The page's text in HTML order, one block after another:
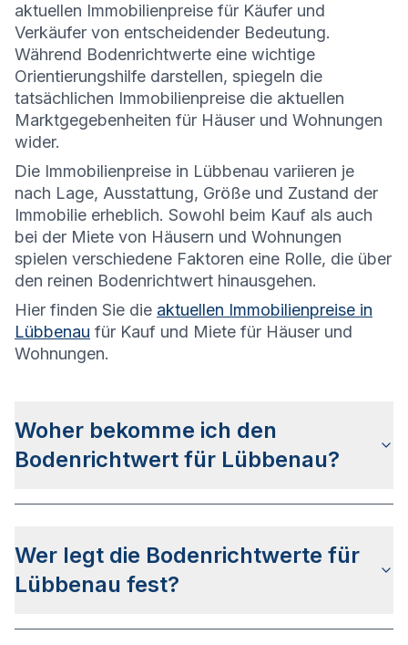
aktuellen Immobilienpreise für Käufer und
Verkäufer von entscheidender Bedeutung.
Während Bodenrichtwerte eine wichtige
Orientierungshilfe darstellen, spiegeln die
tatsächlichen Immobilienpreise die aktuellen
Marktgegebenheiten für Häuser und Wohnungen
wider.
Die Immobilienpreise in Lübbenau variieren je
nach Lage, Ausstattung, Größe und Zustand der
Immobilie erheblich. Sowohl beim Kauf als auch
bei der Miete von Häusern und Wohnungen
spielen verschiedene Faktoren eine Rolle, die über
den reinen Bodenrichtwert hinausgehen.
Hier finden Sie die aktuellen Immobilienpreise in
Lübbenau für Kauf und Miete für Häuser und
Wohnungen.
Woher bekomme ich den
Bodenrichtwert für Lübbenau?
und Stadtteilseiten. Alternativ können Sie bei
BORIS Brandenburgnach Ihrer Adresse suchen
Grundstückswerte im Landkreis Oberspreewald-
Wer legt die Bodenrichtwerte für
Lübbenau fest?